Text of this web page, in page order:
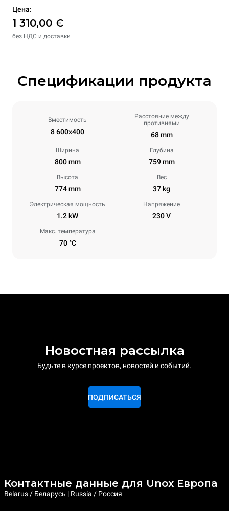
Цена:
1 310,00 €
без НДС и доставки
Спецификации продукта
Вместимость
8 600x400
Расстояние между
противнями
68 mm
Ширина
800 mm
Глубина
759 mm
Высота
774 mm
Вес
37 kg
Электрическая мощность
1.2 kW
Напряжение
230 V
Макс. температура
70 °C
Новостная рассылка
Будьте в курсе проектов, новостей и событий.
ПОДПИСАТЬСЯ
Контактные данные для Unox Европа
Belarus / Беларусь | Russia / Россия